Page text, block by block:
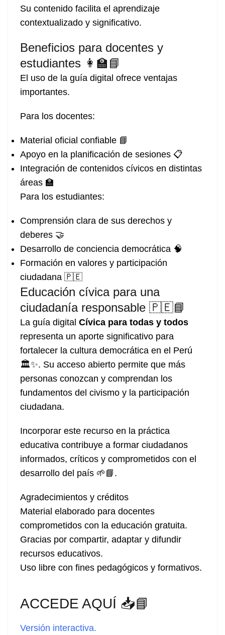
Su contenido facilita el aprendizaje
contextualizado y significativo.
Beneficios para docentes y
estudiantes 👩‍🏫📘
El uso de la guía digital ofrece ventajas
importantes.
Para los docentes:
Material oficial confiable 📘
Apoyo en la planificación de sesiones 📋
Integración de contenidos cívicos en distintas
áreas 🏫
Para los estudiantes:
Comprensión clara de sus derechos y
deberes 🤝
Desarrollo de conciencia democrática 🧠
Formación en valores y participación
ciudadana 🇵🇪
Educación cívica para una
ciudadanía responsable 🇵🇪📘
La guía digital Cívica para todas y todos
representa un aporte significativo para
fortalecer la cultura democrática en el Perú
🏛️✨. Su acceso abierto permite que más
personas conozcan y comprendan los
fundamentos del civismo y la participación
ciudadana.
Incorporar este recurso en la práctica
educativa contribuye a formar ciudadanos
informados, críticos y comprometidos con el
desarrollo del país 🌱📘.
Agradecimientos y créditos
Material elaborado para docentes
comprometidos con la educación gratuita.
Gracias por compartir, adaptar y difundir
recursos educativos.
Uso libre con fines pedagógicos y formativos.
ACCEDE AQUÍ 📥📘
Versión interactiva.